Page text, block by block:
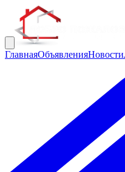
ГлавнаяОбъявленияНовости